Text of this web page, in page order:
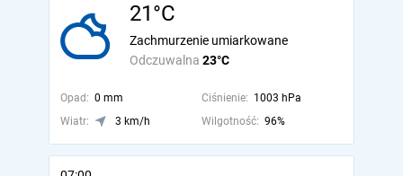
21°C
Odczuwalna 23°C
Zachmurzenie umiarkowane
Opad: 0 mm Ciśnienie: 1003 hPa
Wiatr:
3 km/h Wilgotność: 96%